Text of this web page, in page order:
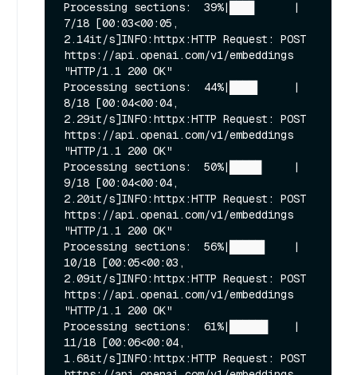
Processing sections:  39%|███▉      |
7/18 [00:03<00:05,
2.14it/s]INFO:httpx:HTTP Request: POST
https://api.openai.com/v1/embeddings
"HTTP/1.1 200 OK"
Processing sections:  44%|████▍     |
8/18 [00:04<00:04,
2.29it/s]INFO:httpx:HTTP Request: POST
https://api.openai.com/v1/embeddings
"HTTP/1.1 200 OK"
Processing sections:  50%|█████     |
9/18 [00:04<00:04,
2.20it/s]INFO:httpx:HTTP Request: POST
https://api.openai.com/v1/embeddings
"HTTP/1.1 200 OK"
Processing sections:  56%|█████▌    |
10/18 [00:05<00:03,
2.09it/s]INFO:httpx:HTTP Request: POST
https://api.openai.com/v1/embeddings
"HTTP/1.1 200 OK"
Processing sections:  61%|██████    |
11/18 [00:06<00:04,
1.68it/s]INFO:httpx:HTTP Request: POST